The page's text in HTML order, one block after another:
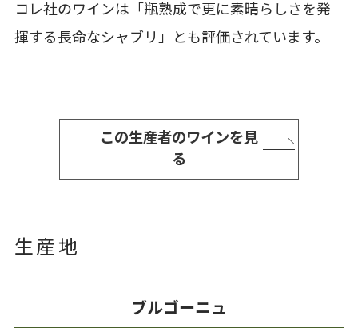
コレ社のワインは「瓶熟成で更に素晴らしさを発
揮する長命なシャブリ」とも評価されています。
この生産者のワインを見
る
生産地
ブルゴーニュ